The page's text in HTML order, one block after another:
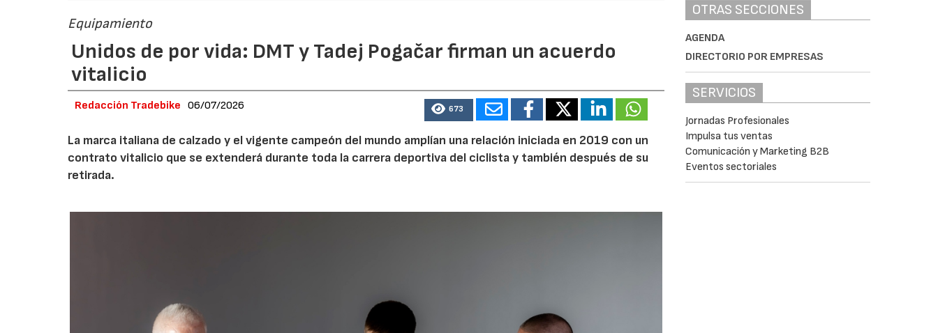
Equipamiento
Unidos de por vida: DMT y Tadej Pogačar firman un acuerdo
vitalicio
Redacción Tradebike 06/07/2026 673
La marca italiana de calzado y el vigente campeón del mundo amplían una relación iniciada en 2019 con un
contrato vitalicio que se extenderá durante toda la carrera deportiva del ciclista y también después de su
retirada.
OTRAS SECCIONES
AGENDA
DIRECTORIO POR EMPRESAS
SERVICIOS
Jornadas Profesionales
Impulsa tus ventas
Comunicación y Marketing B2B
Eventos sectoriales